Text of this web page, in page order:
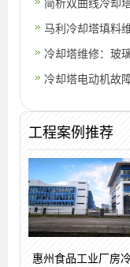
注意的地方
马利冷却塔填料
冷却塔维修：玻
应用及检修维修
冷却塔电动机故
工程案例推荐
惠州食品工业厂房